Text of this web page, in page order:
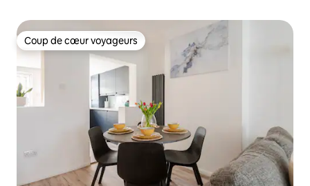
Coup de cœur voyageurs
Coup de cœur voyageurs